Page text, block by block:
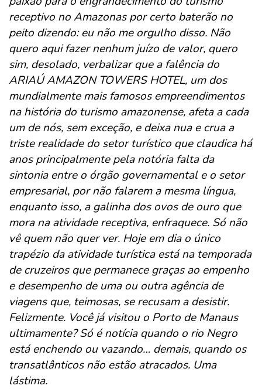
receptivo no Amazonas por certo baterão no
peito dizendo: eu não me orgulho disso. Não
quero aqui fazer nenhum juízo de valor, quero
sim, desolado, verbalizar que a falência do
ARIAÚ AMAZON TOWERS HOTEL, um dos
mundialmente mais famosos empreendimentos
na história do turismo amazonense, afeta a cada
um de nós, sem exceção, e deixa nua e crua a
triste realidade do setor turístico que claudica há
anos principalmente pela notória falta da
sintonia entre o órgão governamental e o setor
empresarial, por não falarem a mesma língua,
enquanto isso, a galinha dos ovos de ouro que
mora na atividade receptiva, enfraquece. Só não
vê quem não quer ver. Hoje em dia o único
trapézio da atividade turística está na temporada
de cruzeiros que permanece graças ao empenho
e desempenho de uma ou outra agência de
viagens que, teimosas, se recusam a desistir.
Felizmente. Você já visitou o Porto de Manaus
ultimamente? Só é notícia quando o rio Negro
está enchendo ou vazando… demais, quando os
transatlânticos não estão atracados. Uma
lástima.